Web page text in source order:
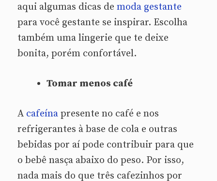
aqui algumas dicas de moda gestante
para você gestante se inspirar. Escolha
também uma lingerie que te deixe
bonita, porém confortável.
Tomar menos café
A cafeína presente no café e nos
refrigerantes à base de cola e outras
bebidas por aí pode contribuir para que
o bebê nasça abaixo do peso. Por isso,
nada mais do que três cafezinhos por